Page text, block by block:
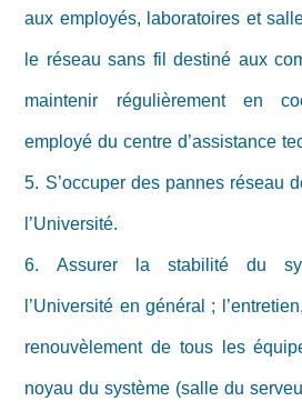
aux employés, laboratoires et
le réseau sans fil destiné aux
maintenir régulièrement en
employé du centre d’assistance
5. S’occuper des pannes réseau
l’Université.
6. Assurer la stabilité du
l’Université en général ;
renouvèlement de tous les
noyau du système (salle du